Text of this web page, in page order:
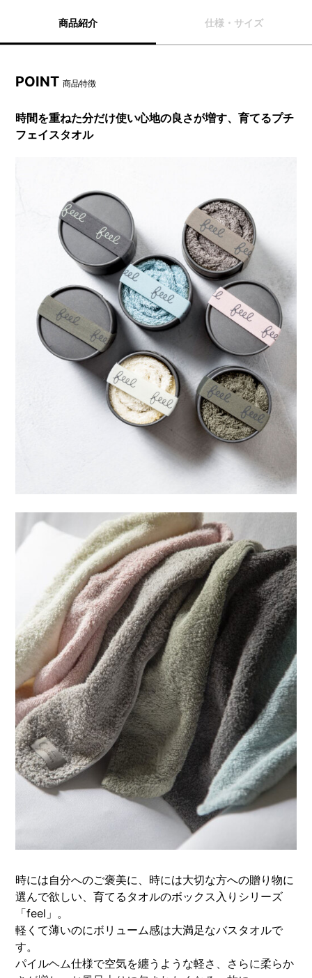
商品紹介 仕様・サイズ
POINT商品特徴
時間を重ねた分だけ使い心地の良さが増す、育てるプチ
フェイスタオル
時には自分へのご褒美に、時には大切な方への贈り物に
選んで欲しい、育てるタオルのボックス入りシリーズ
「feel」。
軽くて薄いのにボリューム感は大満足なバスタオルで
す。
パイルヘム仕様で空気を纏うような軽さ、さらに柔らか